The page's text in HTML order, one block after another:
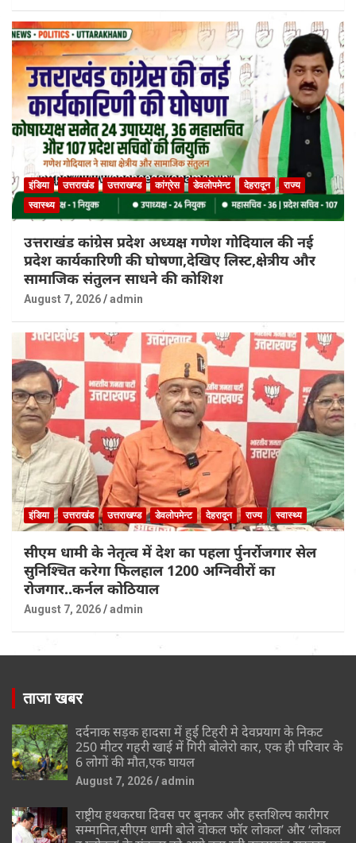
इंडिया उत्तराखंड उत्तराखण्ड कांग्रेस डेवलोपमेन्ट देहरादून
राज्य
स्वास्थ्य
उत्तराखंड कांग्रेस प्रदेश अध्यक्ष गणेश गोदियाल की नई
प्रदेश कार्यकारिणी की घोषणा,देखिए लिस्ट,क्षेत्रीय और
सामाजिक संतुलन साधने की कोशिश
August 7, 2026 admin
इंडिया उत्तराखंड उत्तराखण्ड डेवलोपमेन्ट देहरादून राज्य स्वास्थ्य
सीएम धामी के नेतृत्व में देश का पहला र्पुनर्रोजगार सेल
सुनिश्चित करेगा फिलहाल 1200 अग्निवीरों का
रोजगार..कर्नल कोठियाल
August 7, 2026 admin
ताजा खबर
दर्दनाक सड़क हादसा में हुई टिहरी मे देवप्रयाग के निकट
250 मीटर गहरी खाई में गिरी बोलेरो कार, एक ही परिवार के
6 लोगों की मौत,एक घायल
August 7, 2026 admin
राष्ट्रीय हथकरघा दिवस पर बुनकर और हस्तशिल्प कारीगर
सम्मानित,सीएम धामी बोले वोकल फॉर लोकल’ और ‘लोकल